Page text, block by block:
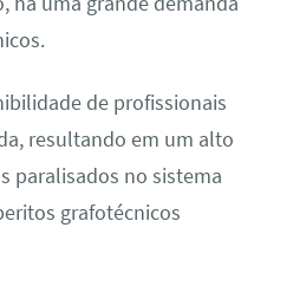
de profissionais
resultando em um alto
paralisados no sistema
grafotécnicos